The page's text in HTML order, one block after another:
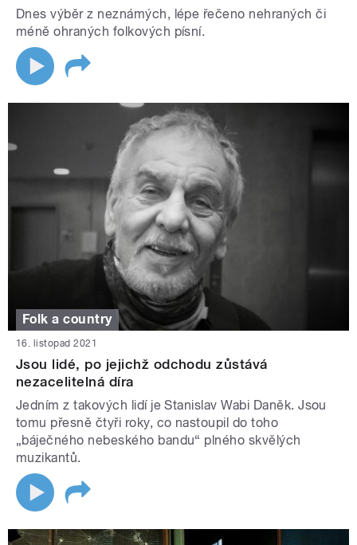
Dnes výběr z neznámých, lépe řečeno nehraných či
méně ohraných folkových písní.
Folk a country
16. listopad 2021
Jsou lidé, po jejichž odchodu zůstává
nezacelitelná díra
Jedním z takových lidí je Stanislav Wabi Daněk. Jsou
tomu přesně čtyři roky, co nastoupil do toho
„báječného nebeského bandu“ plného skvělých
muzikantů.